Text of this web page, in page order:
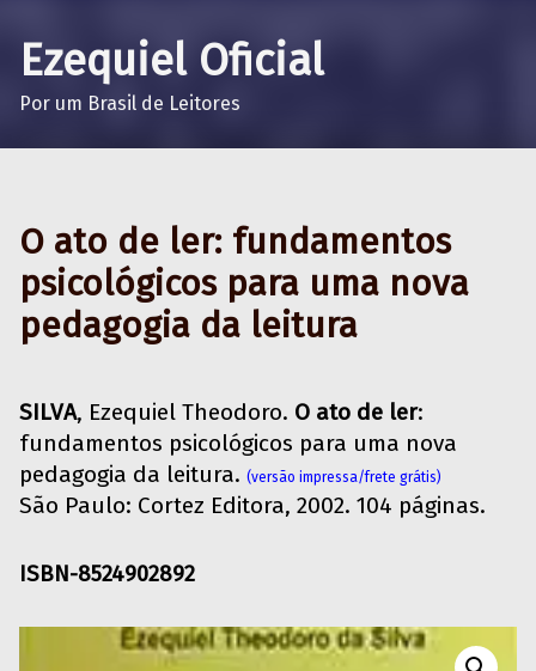
Ezequiel Oficial
Por um Brasil de Leitores
O ato de ler: fundamentos
psicológicos para uma nova
pedagogia da leitura
SILVA, Ezequiel Theodoro. O ato de ler:
fundamentos psicológicos para uma nova
pedagogia da leitura. (versão impressa/frete grátis)
São Paulo: Cortez Editora, 2002. 104 páginas.
ISBN-8524902892